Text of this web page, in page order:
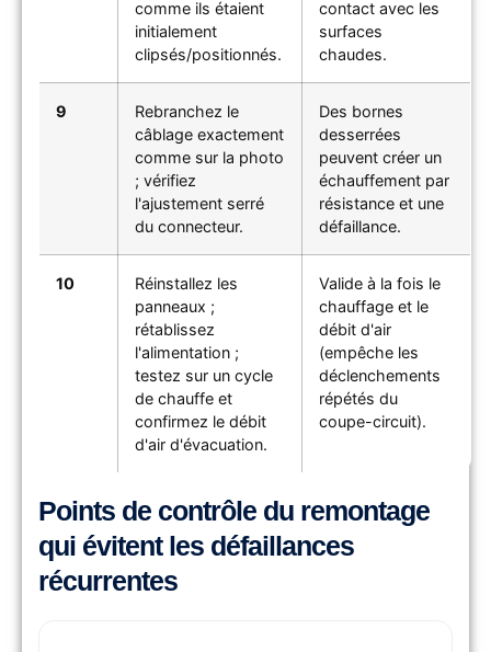
comme ils étaient
initialement
clipsés/positionnés.
contact avec les
surfaces
chaudes.
9
Rebranchez le
câblage exactement
comme sur la photo
; vérifiez
l'ajustement serré
du connecteur.
Des bornes
desserrées
peuvent créer un
échauffement par
résistance et une
défaillance.
10
Réinstallez les
panneaux ;
rétablissez
l'alimentation ;
testez sur un cycle
de chauffe et
confirmez le débit
d'air d'évacuation.
Valide à la fois le
chauffage et le
débit d'air
(empêche les
déclenchements
répétés du
coupe-circuit).
Points de contrôle du remontage
qui évitent les défaillances
récurrentes